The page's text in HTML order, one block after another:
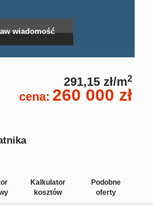
wiadomość
291,15 zł/m2
cena: 260 000 zł
Kalkulator
kosztów
Podobne
oferty